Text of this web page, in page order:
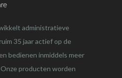
administratieve
35 jaar actief op de
bedienen inmiddels meer
producten worden